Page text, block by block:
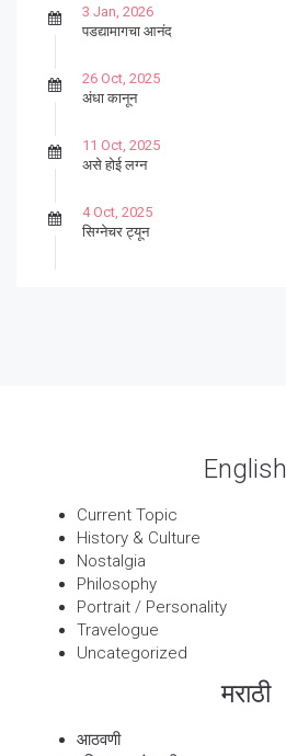
3 Jan, 2026
पडद्यामागचा आनंद
26 Oct, 2025
अंधा कानून
11 Oct, 2025
असे होई लग्न
4 Oct, 2025
सिग्नेचर ट्यून
English
Current Topic
History & Culture
Nostalgia
Philosophy
Portrait / Personality
Travelogue
Uncategorized
मराठी
आठवणी